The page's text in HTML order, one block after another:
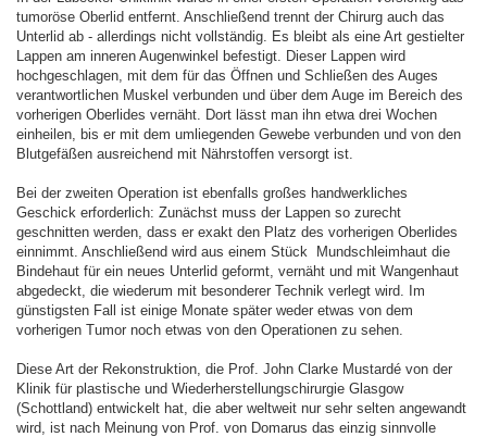
tumoröse Oberlid entfernt. Anschließend trennt der Chirurg auch das
Unterlid ab - allerdings nicht vollständig. Es bleibt als eine Art gestielter
Lappen am inneren Augenwinkel befestigt. Dieser Lappen wird
hochgeschlagen, mit dem für das Öffnen und Schließen des Auges
verantwortlichen Muskel verbunden und über dem Auge im Bereich des
vorherigen Oberlides vernäht. Dort lässt man ihn etwa drei Wochen
einheilen, bis er mit dem umliegenden Gewebe verbunden und von den
Blutgefäßen ausreichend mit Nährstoffen versorgt ist.
Bei der zweiten Operation ist ebenfalls großes handwerkliches
Geschick erforderlich: Zunächst muss der Lappen so zurecht
geschnitten werden, dass er exakt den Platz des vorherigen Oberlides
einnimmt. Anschließend wird aus einem Stück Mundschleimhaut die
Bindehaut für ein neues Unterlid geformt, vernäht und mit Wangenhaut
abgedeckt, die wiederum mit besonderer Technik verlegt wird. Im
günstigsten Fall ist einige Monate später weder etwas von dem
vorherigen Tumor noch etwas von den Operationen zu sehen.
Diese Art der Rekonstruktion, die Prof. John Clarke Mustardé von der
Klinik für plastische und Wiederherstellungschirurgie Glasgow
(Schottland) entwickelt hat, die aber weltweit nur sehr selten angewandt
wird, ist nach Meinung von Prof. von Domarus das einzig sinnvolle